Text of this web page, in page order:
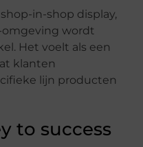
in-shop display,
wordt
Het voelt als een
klanten
lijn producten
to success